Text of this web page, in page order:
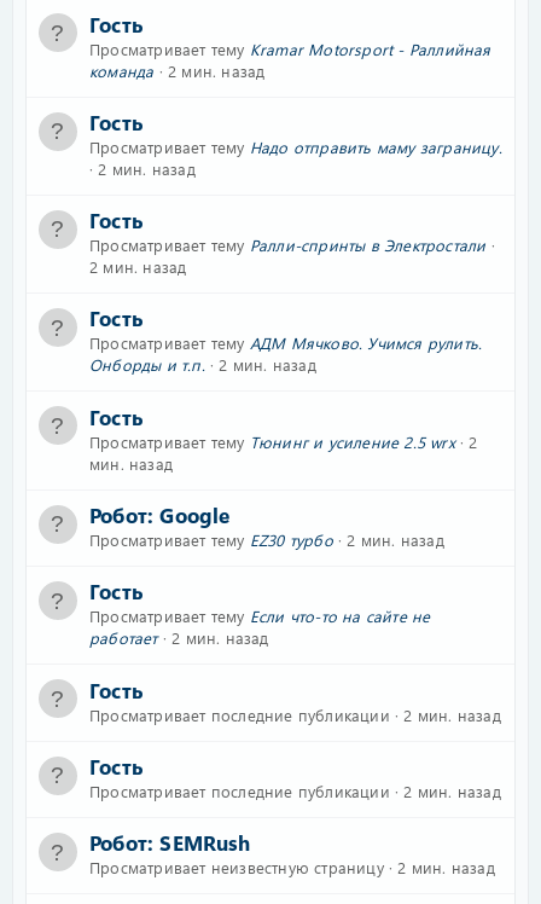
Гость
Просматривает тему Kramar Motorsport - Раллийная
команда
2 мин. назад
Гость
Просматривает тему Надо отправить маму заграницу.
2 мин. назад
Гость
Просматривает тему Ралли-спринты в Электростали
2 мин. назад
Гость
Просматривает тему АДМ Мячково. Учимся рулить.
Онборды и т.п.
2 мин. назад
Гость
Просматривает тему Тюнинг и усиление 2.5 wrx
2
мин. назад
Робот:Google
Просматривает тему EZ30 турбо 2 мин. назад
Гость
Просматривает тему Если что-то на сайте не
работает
2 мин. назад
Гость
Просматривает последние публикации 2 мин. назад
Гость
Просматривает последние публикации 2 мин. назад
Робот:SEMRush
Просматривает неизвестную страницу 2 мин. назад